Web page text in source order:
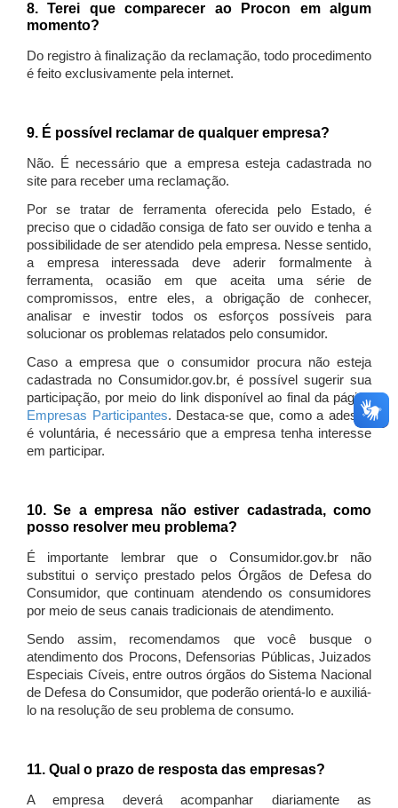
8. Terei que comparecer ao Procon em algum
momento?
Do registro à finalização da reclamação, todo procedimento
é feito exclusivamente pela internet.
9. É possível reclamar de qualquer empresa?
Não. É necessário que a empresa esteja cadastrada no
site para receber uma reclamação.
Por se tratar de ferramenta oferecida pelo Estado, é
preciso que o cidadão consiga de fato ser ouvido e tenha a
possibilidade de ser atendido pela empresa. Nesse sentido,
a empresa interessada deve aderir formalmente à
ferramenta, ocasião em que aceita uma série de
compromissos, entre eles, a obrigação de conhecer,
analisar e investir todos os esforços possíveis para
solucionar os problemas relatados pelo consumidor.
Caso a empresa que o consumidor procura não esteja
cadastrada no Consumidor.gov.br, é possível sugerir sua
participação, por meio do link disponível ao final da página
Empresas Participantes. Destaca-se que, como a adesão
é voluntária, é necessário que a empresa tenha interesse
em participar.
10. Se a empresa não estiver cadastrada, como
posso resolver meu problema?
É importante lembrar que o Consumidor.gov.br não
substitui o serviço prestado pelos Órgãos de Defesa do
Consumidor, que continuam atendendo os consumidores
por meio de seus canais tradicionais de atendimento.
Sendo assim, recomendamos que você busque o
atendimento dos Procons, Defensorias Públicas, Juizados
Especiais Cíveis, entre outros órgãos do Sistema Nacional
de Defesa do Consumidor, que poderão orientá-lo e auxiliá-
lo na resolução de seu problema de consumo.
11. Qual o prazo de resposta das empresas?
A empresa deverá acompanhar diariamente as